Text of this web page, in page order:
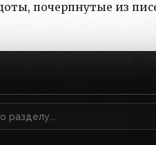
почерпнутые из